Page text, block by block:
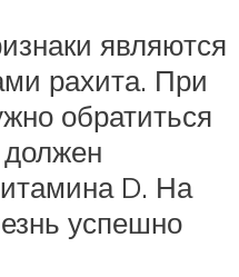
являются
рахита. При
обратиться
должен
D. На
успешно